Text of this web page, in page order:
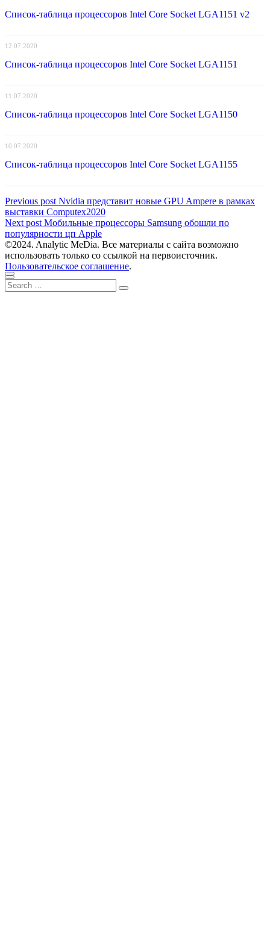
Список-таблица процессоров Intel Core Socket LGA1151 v2
12.07.2020
Список-таблица процессоров Intel Core Socket LGA1151
11.07.2020
Список-таблица процессоров Intel Core Socket LGA1150
10.07.2020
Список-таблица процессоров Intel Core Socket LGA1155
Навигация
по
записям
Previous post Previous
post:
Nvidia представит новые GPU Ampere в рамках
выставки Computex2020
Next post Next
post:
Мобильные процессоры Samsung обошли по
популярности цп Apple
©2024. Analytic MeDia. Все материалы с сайта возможно
использовать только со ссылкой на первоисточник.
Пользовательское соглашение.
Scroll
to
Close
Search
for:
Search